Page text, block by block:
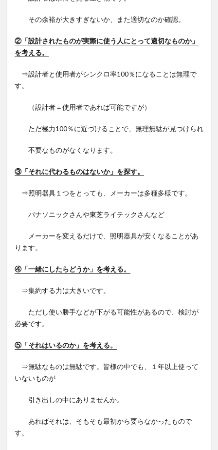
その余裕が大きすぎないか、また適切なのか確認。
②「設計されたものが実際に使う人にとって適切なものか」
を考える。
⇒設計者と使用者がシンクロ率100％になることは無理で
す。
（設計者＝使用者であれば可能ですが）
ただ極力100％に近づけることで、無理無駄が見つけられ
不要なものがなくなります。
③「それに代わるものはないか」を探す。
⇒照明器具１つをとっても、メーカーは多種多様です。
パナソニックさんや東芝ライテックさんなど
メーカーを変えるだけで、照明器具が安くなることがあ
ります。
④「一緒にしたらどうか」を考える。
⇒集約する力は大きいです。
ただし使い勝手などが下がる可能性があるので、検討が
必要です。
⑤「それはいるのか」を考える。
⇒無駄なものは無駄です。皆様の中でも、１年以上使って
いないものが
引き出しの中にありませんか。
あればそれは、そもそも最初から要らなかったもので
す。